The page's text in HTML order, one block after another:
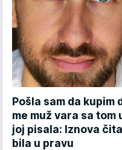
Pošla sam da kupim
me muž vara sa tom
joj pisala: Iznova
bila u pravu